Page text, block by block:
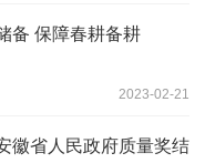
备 保障春耕备耕
2023-02-21
徽省人民政府质量奖结